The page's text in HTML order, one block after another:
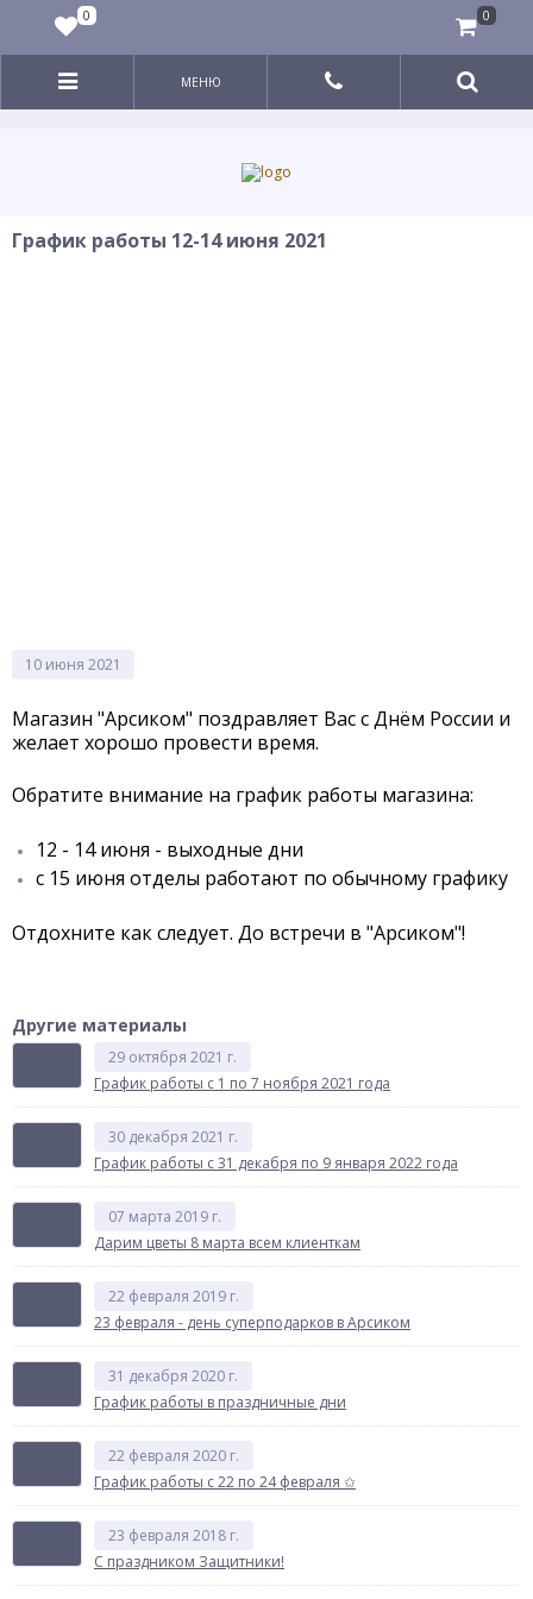
МЕНЮ
График работы 12-14 июня 2021
10 июня 2021
Магазин "Арсиком" поздравляет Вас с Днём России и
желает хорошо провести время.
Обратите внимание на график работы магазина:
12 - 14 июня - выходные дни
с 15 июня отделы работают по обычному графику
Отдохните как следует. До встречи в "Арсиком"!
Другие материалы
29 октября 2021 г.
График работы с 1 по 7 ноября 2021 года
30 декабря 2021 г.
График работы с 31 декабря по 9 января 2022 года
07 марта 2019 г.
Дарим цветы 8 марта всем клиенткам
22 февраля 2019 г.
23 февраля - день суперподарков в Арсиком
31 декабря 2020 г.
График работы в праздничные дни
22 февраля 2020 г.
График работы с 22 по 24 февраля ✩
23 февраля 2018 г.
С праздником Защитники!
0 0